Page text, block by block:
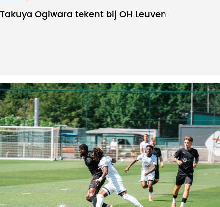
Takuya Ogiwara tekent bij OH Leuven